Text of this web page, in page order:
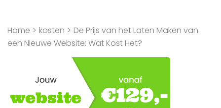
Home > kosten > De Prijs van het Laten Maken van
een Nieuwe Website: Wat Kost Het?